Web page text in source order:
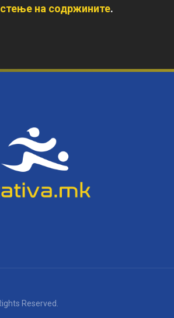
на содржините.
Reserved.